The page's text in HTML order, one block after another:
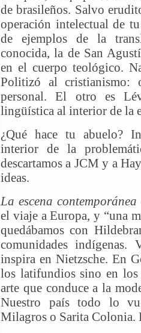
de brasileños. Salvo
operación intelectual de
de ejemplos de la
conocida, la de San
en el cuerpo teológico.
Politizó al cristianismo:
personal. El otro es
lingüística al interior de la
¿Qué hace tu abuelo?
interior de la
descartamos a JCM y a
ideas.
La escena contemporánea
el viaje a Europa, y “una
quedábamos con
comunidades indígenas.
inspira en Nietzsche. En
los latifundios sino en los
arte que conduce a la
Nuestro país todo lo
Milagros o Sarita Colonia.